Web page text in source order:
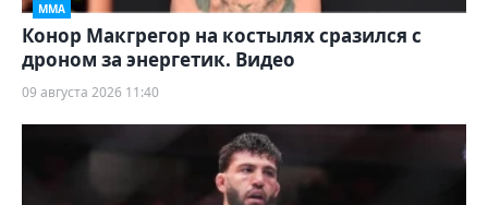
ММА
Конор Макгрегор на костылях сразился с
дроном за энергетик. Видео
09 августа 2026 11:40